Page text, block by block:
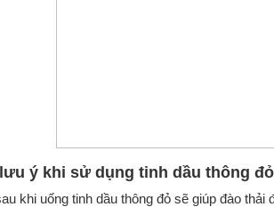
ý khi sử dụng tinh dầu thông đỏ
khi uống tinh dầu thông đỏ sẽ giúp đào thải